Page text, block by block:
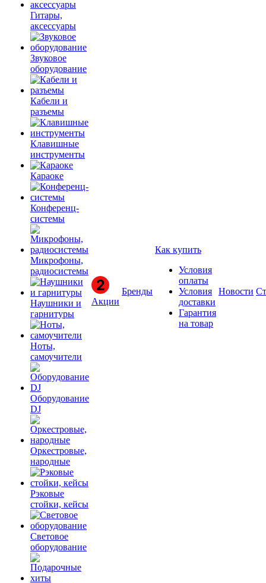
Гитары,
аксессуары
Звуковое
оборудование
Кабели и
разъемы
Клавишные
инструменты
Караоке
Конференц-
системы
Микрофоны,
радиосистемы
Наушники и
гарнитуры
Ноты,
самоучители
Оборудование
DJ
Оркестровые,
народные
Рэковые
стойки, кейсы
Световое
оборудование
Акции
Бренды
Как купить
Условия
оплаты
Условия
доставки
Гарантия
на товар
Новости